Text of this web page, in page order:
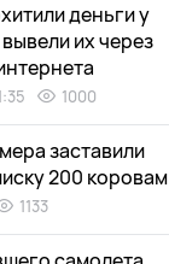
деньги у
их через
1000
заставили
200 коровам
1133